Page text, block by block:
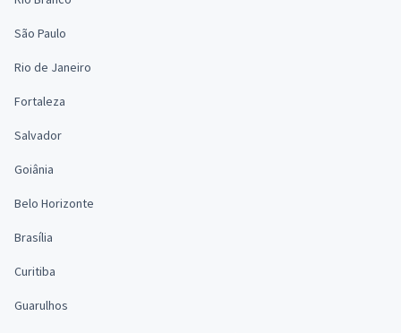
São Paulo
Rio de Janeiro
Fortaleza
Salvador
Goiânia
Belo Horizonte
Brasília
Curitiba
Guarulhos